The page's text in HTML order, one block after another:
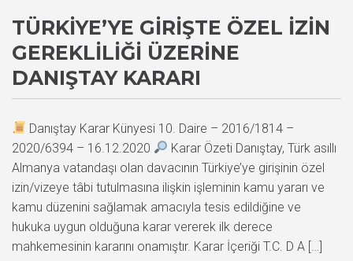
TÜRKIYE’YE GIRIŞTE ÖZEL İZIN
GEREKLILIĞI ÜZERINE
DANIŞTAY KARARI
Danıştay Karar Künyesi 10. Daire – 2016/1814 –
2020/6394 – 16.12.2020
Karar Özeti Danıştay, Türk asıllı
Almanya vatandaşı olan davacının Türkiye’ye girişinin özel
izin/vizeye tâbi tutulmasına ilişkin işleminin kamu yararı ve
kamu düzenini sağlamak amacıyla tesis edildiğine ve
hukuka uygun olduğuna karar vererek ilk derece
mahkemesinin kararını onamıştır. Karar İçeriği T.C. D A […]